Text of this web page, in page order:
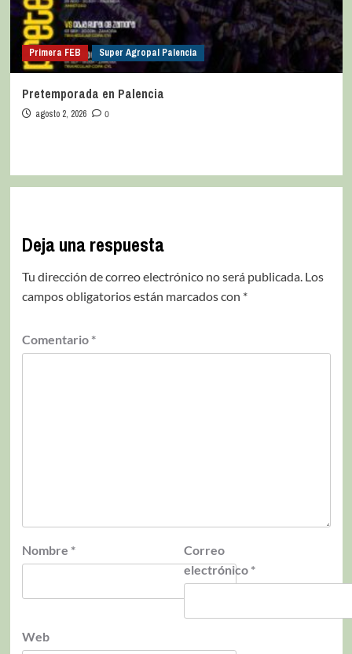
Primera FEB Super Agropal Palencia
Pretemporada en Palencia
agosto 2, 2026 0
Deja una respuesta
Tu dirección de correo electrónico no será publicada. Los
campos obligatorios están marcados con *
Comentario *
Nombre *
Correo
electrónico *
Web